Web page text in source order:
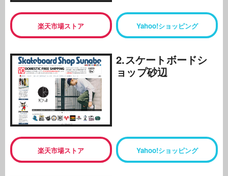
楽天市場ストア Yahoo!ショッピング
2.スケートボードシ
ョップ砂辺
楽天市場ストア Yahoo!ショッピング